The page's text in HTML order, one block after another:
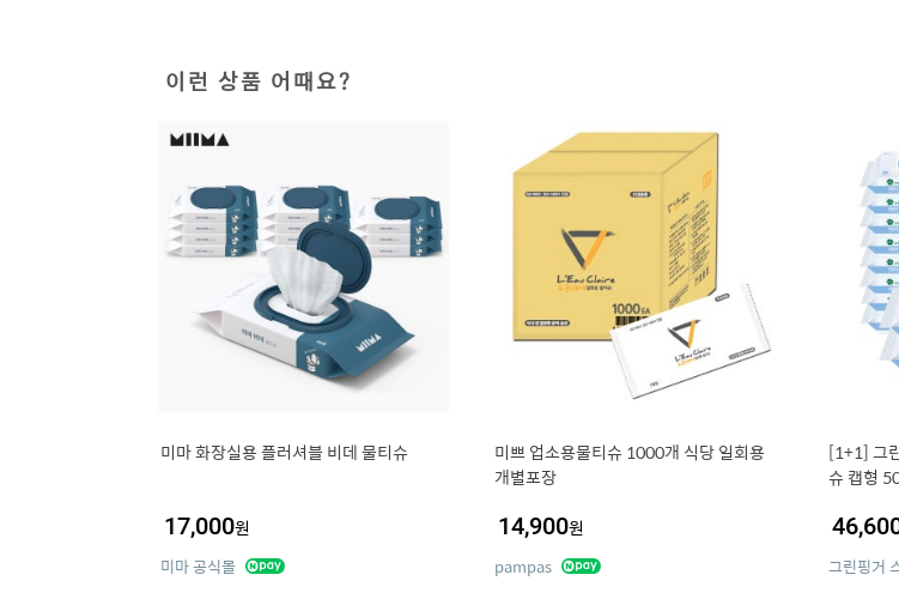
이런 상품 어때요?
미마 화장실용 플러셔블 비데 물티슈
17,000원
미마 공식몰
미쁘 업소용물티슈 1000개 식당 일회용
개별포장
14,900원
pampas
[1+1] 그
슈 캡형
그린핑거